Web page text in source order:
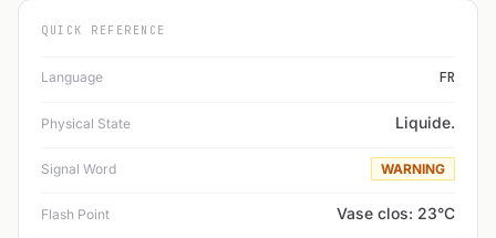
QUICK REFERENCE
Language FR
Physical State Liquide.
Signal Word WARNING
Flash Point Vase clos: 23°C